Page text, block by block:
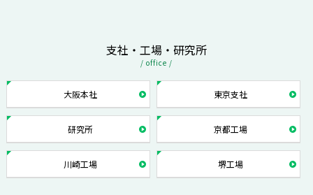
支社・工場・研究所
/ office /
大阪本社 東京支社
研究所 京都工場
川崎工場 堺工場